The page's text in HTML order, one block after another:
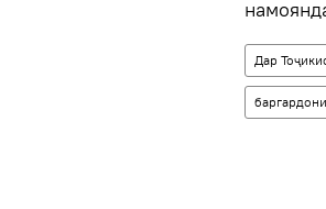
Дар